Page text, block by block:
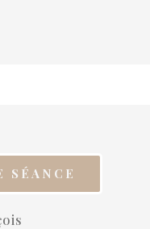
SÉANCE